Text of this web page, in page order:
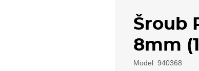
Šroub
8mm
Model 940368